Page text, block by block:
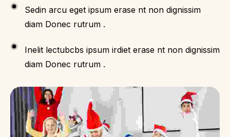
Sedin arcu eget ipsum erase nt non dignissim
diam Donec rutrum .
Inelit lectubcbs ipsum irdiet erase nt non dignissim
diam Donec rutrum .